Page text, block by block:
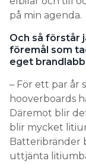
på min agenda.
Och så förstår
föremål som
eget
– För ett par år
hooverboards
Däremot blir
blir mycket
Batteribränder
uttjänta